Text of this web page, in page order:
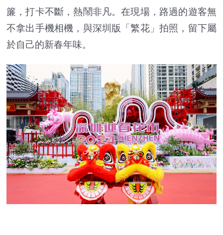
簾，打卡不斷，熱鬧非凡。在現場，路過的遊客無
不拿出手機相機，與深圳版「繁花」拍照，留下屬
於自己的新春年味。